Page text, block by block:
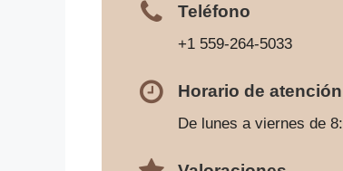
Teléfono
+1 559-264-5033
Horario de atención
De lunes a viernes de